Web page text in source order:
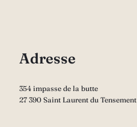
Adresse
354 impasse de la butte
27 390 Saint Laurent du Tensement